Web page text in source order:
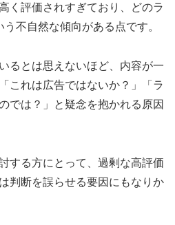
く評価されすぎており、どのラ
不自然な傾向がある点です。
るとは思えないほど、内容が一
これは広告ではないか？」「ラ
では？」と疑念を抱かれる原因
する方にとって、過剰な高評価
判断を誤らせる要因にもなりか